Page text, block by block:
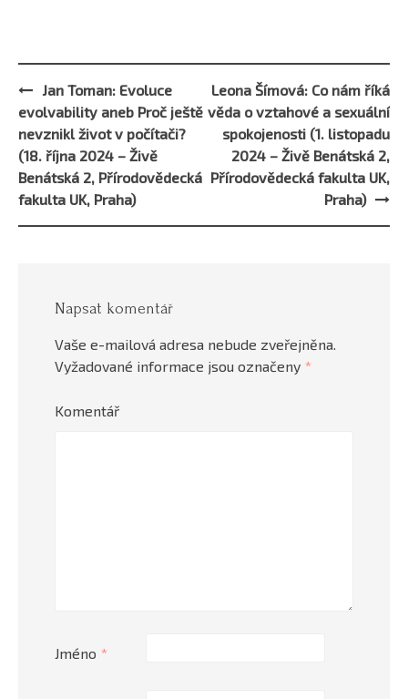
Post
navigation
Jan Toman: Evoluce
evolvability aneb Proč ještě
nevznikl život v počítači?
(18. října 2024 – Živě
Benátská 2, Přírodovědecká
fakulta UK, Praha)
Leona Šímová: Co nám říká
věda o vztahové a sexuální
spokojenosti (1. listopadu
2024 – Živě Benátská 2,
Přírodovědecká fakulta UK,
Praha)
Napsat komentář
Vaše e-mailová adresa nebude zveřejněna.
Vyžadované informace jsou označeny *
Komentář
Jméno *